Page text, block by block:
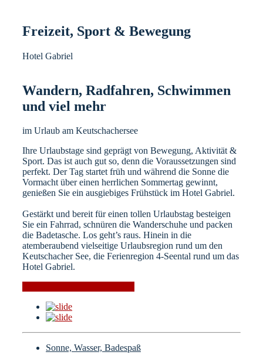
Freizeit, Sport & Bewegung
Hotel Gabriel
Wandern, Radfahren, Schwimmen
und viel mehr
im Urlaub am Keutschachersee
Ihre Urlaubstage sind geprägt von Bewegung, Aktivität &
Sport. Das ist auch gut so, denn die Voraussetzungen sind
perfekt. Der Tag startet früh und während die Sonne die
Vormacht über einen herrlichen Sommertag gewinnt,
genießen Sie ein ausgiebiges Frühstück im Hotel Gabriel.
Gestärkt und bereit für einen tollen Urlaubstag besteigen
Sie ein Fahrrad, schnüren die Wanderschuhe und packen
die Badetasche. Los geht’s raus. Hinein in die
atemberaubend vielseitige Urlaubsregion rund um den
Keutschacher See, die Ferienregion 4-Seental rund um das
Hotel Gabriel.
Sonne, Wasser, Badespaß